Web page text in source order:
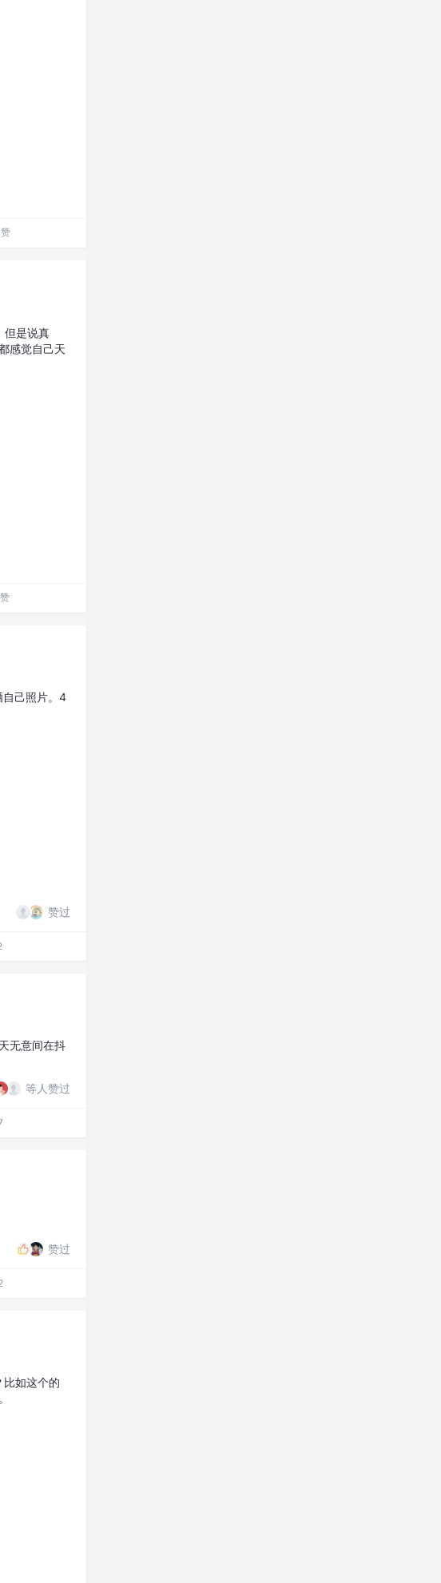
但是说真
感觉自己天
自己照片。4
赞过
无意间在抖
等人赞过
赞过
如这个的